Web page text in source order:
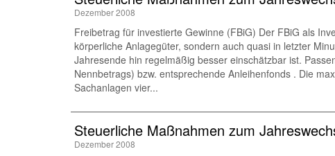
Dezember 2008
Freibetrag für investierte Gewinne (FBiG) Der FBiG als
körperliche Anlagegüter, sondern auch quasi in letzter
Jahresende hin regelmäßig besser einschätzbar ist.
Nennbetrags) bzw. entsprechende Anleihenfonds . Die
Sachanlagen vier...
Steuerliche Maßnahmen zum
Dezember 2008